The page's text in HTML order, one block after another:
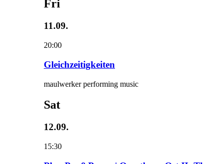
Fri
11.09.
20:00
Gleichzeitigkeiten
maulwerker performing music
Sat
12.09.
15:30